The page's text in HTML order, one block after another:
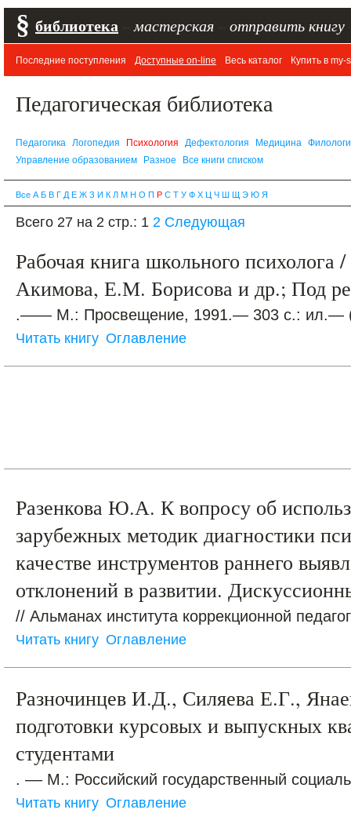
§ библиотека мастерская отправить книгу
Последние поступления Доступные on-line Весь каталог Купить в my-
Педагогическая библиотека
Педагогика Логопедия Психология Дефектология Медицина
Управление образованием
Разное Все книги списком
Все А Б В Г Д Е Ж З И К Л М Н О П Р С Т У Ф Х Ц Ч Ш Щ Э Ю Я
Всего 27 на 2 стр.: 1 2 Следующая
Рабочая книга школьного
Акимова, Е.М. Борисова и др.; Под
.—— М.: Просвещение, 1991.— 303 с.: ил.—
Читать книгу Оглавление
Разенкова Ю.А. К вопросу об
зарубежных методик диагностики
качестве инструментов раннего
отклонений в развитии.
// Альманах института коррекционной
Читать книгу Оглавление
Разночинцев И.Д., Силяева Е.Г.,
подготовки курсовых и выпускных
студентами
. –– М.: Российский государственный
Читать книгу Оглавление